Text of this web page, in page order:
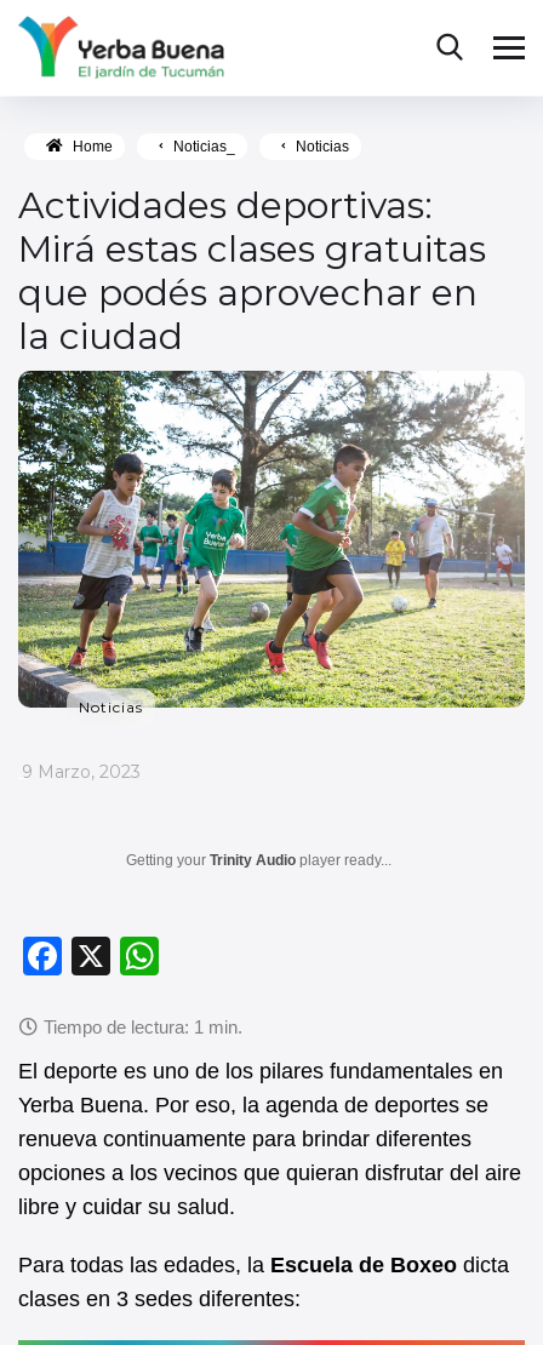
Home Noticias_ Noticias
Actividades deportivas:
Mirá estas clases gratuitas
que podés aprovechar en
la ciudad
Noticias
_
9 Marzo, 2023
Getting your Trinity Audio player ready...
F
c
e
b
o
o
k
X
at
s
A
p
p
El deporte es uno de los pilares fundamentales en
Yerba Buena. Por eso, la agenda de deportes se
renueva continuamente para brindar diferentes
opciones a los vecinos que quieran disfrutar del aire
libre y cuidar su salud.
Para todas las edades, la Escuela de Boxeo dicta
clases en 3 sedes diferentes: